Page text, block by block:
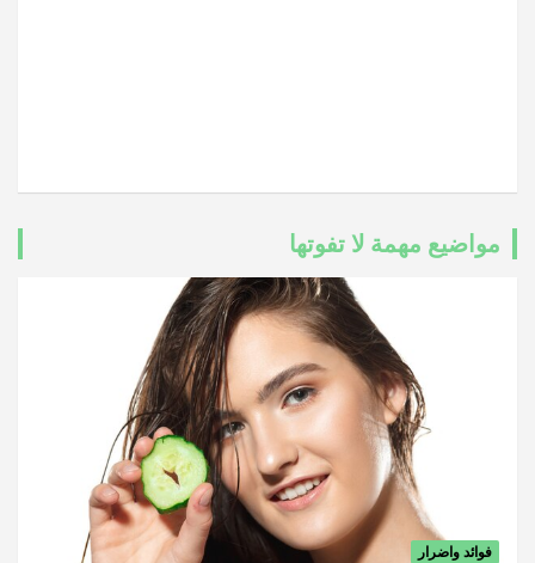
مواضيع مهمة لا تفوتها
فوائد واضرار